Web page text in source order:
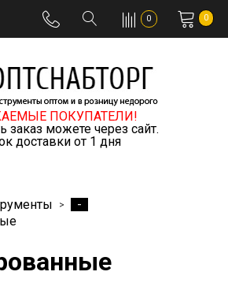
0 0
ПОКУПАТЕЛИ!
заказ можете через сайт.
доставки от 1 дня
-